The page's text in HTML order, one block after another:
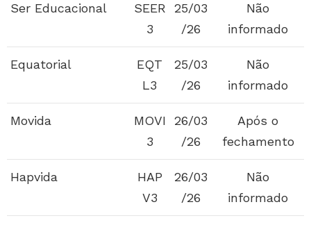
Ser Educacional
SEER
3
25/03
/26
Não
informado
Equatorial
EQT
L3
25/03
/26
Não
informado
Movida
MOVI
3
26/03
/26
Após o
fechamento
Hapvida
HAP
V3
26/03
/26
Não
informado